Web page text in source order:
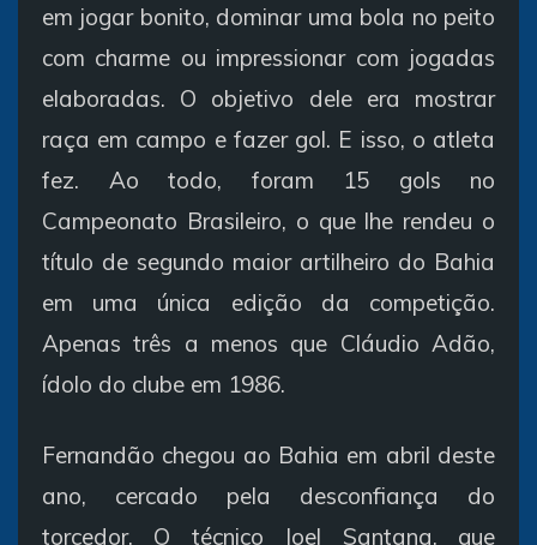
em jogar bonito, dominar uma bola no peito
com charme ou impressionar com jogadas
elaboradas. O objetivo dele era mostrar
raça em campo e fazer gol. E isso, o atleta
fez. Ao todo, foram 15 gols no
Campeonato Brasileiro, o que lhe rendeu o
título de segundo maior artilheiro do Bahia
em uma única edição da competição.
Apenas três a menos que Cláudio Adão,
ídolo do clube em 1986.
Fernandão chegou ao Bahia em abril deste
ano, cercado pela desconfiança do
torcedor. O técnico Joel Santana, que